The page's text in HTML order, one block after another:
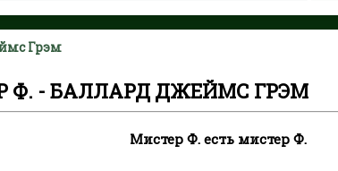
Грэм
Ф. - БАЛЛАРД ДЖЕЙМС ГРЭМ
Мистер Ф. есть мистер Ф.